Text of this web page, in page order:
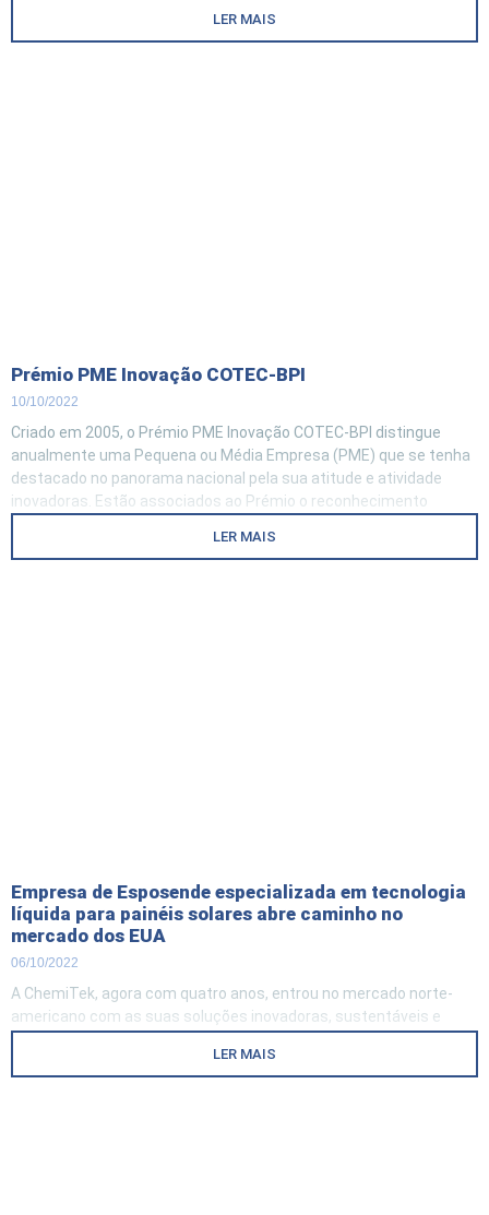
IP Scan e ao registo de marcas
LER MAIS
Prémio PME Inovação COTEC-BPI
10/10/2022
Criado em 2005, o Prémio PME Inovação COTEC-BPI distingue
anualmente uma Pequena ou Média Empresa (PME) que se tenha
destacado no panorama nacional pela sua atitude e atividade
inovadoras. Estão associados ao Prémio o reconhecimento
LER MAIS
Empresa de Esposende especializada em tecnologia
líquida para painéis solares abre caminho no
mercado dos EUA
06/10/2022
A ChemiTek, agora com quatro anos, entrou no mercado norte-
americano com as suas soluções inovadoras, sustentáveis e
painéis solares, tornando a sua produção de energia mais
LER MAIS